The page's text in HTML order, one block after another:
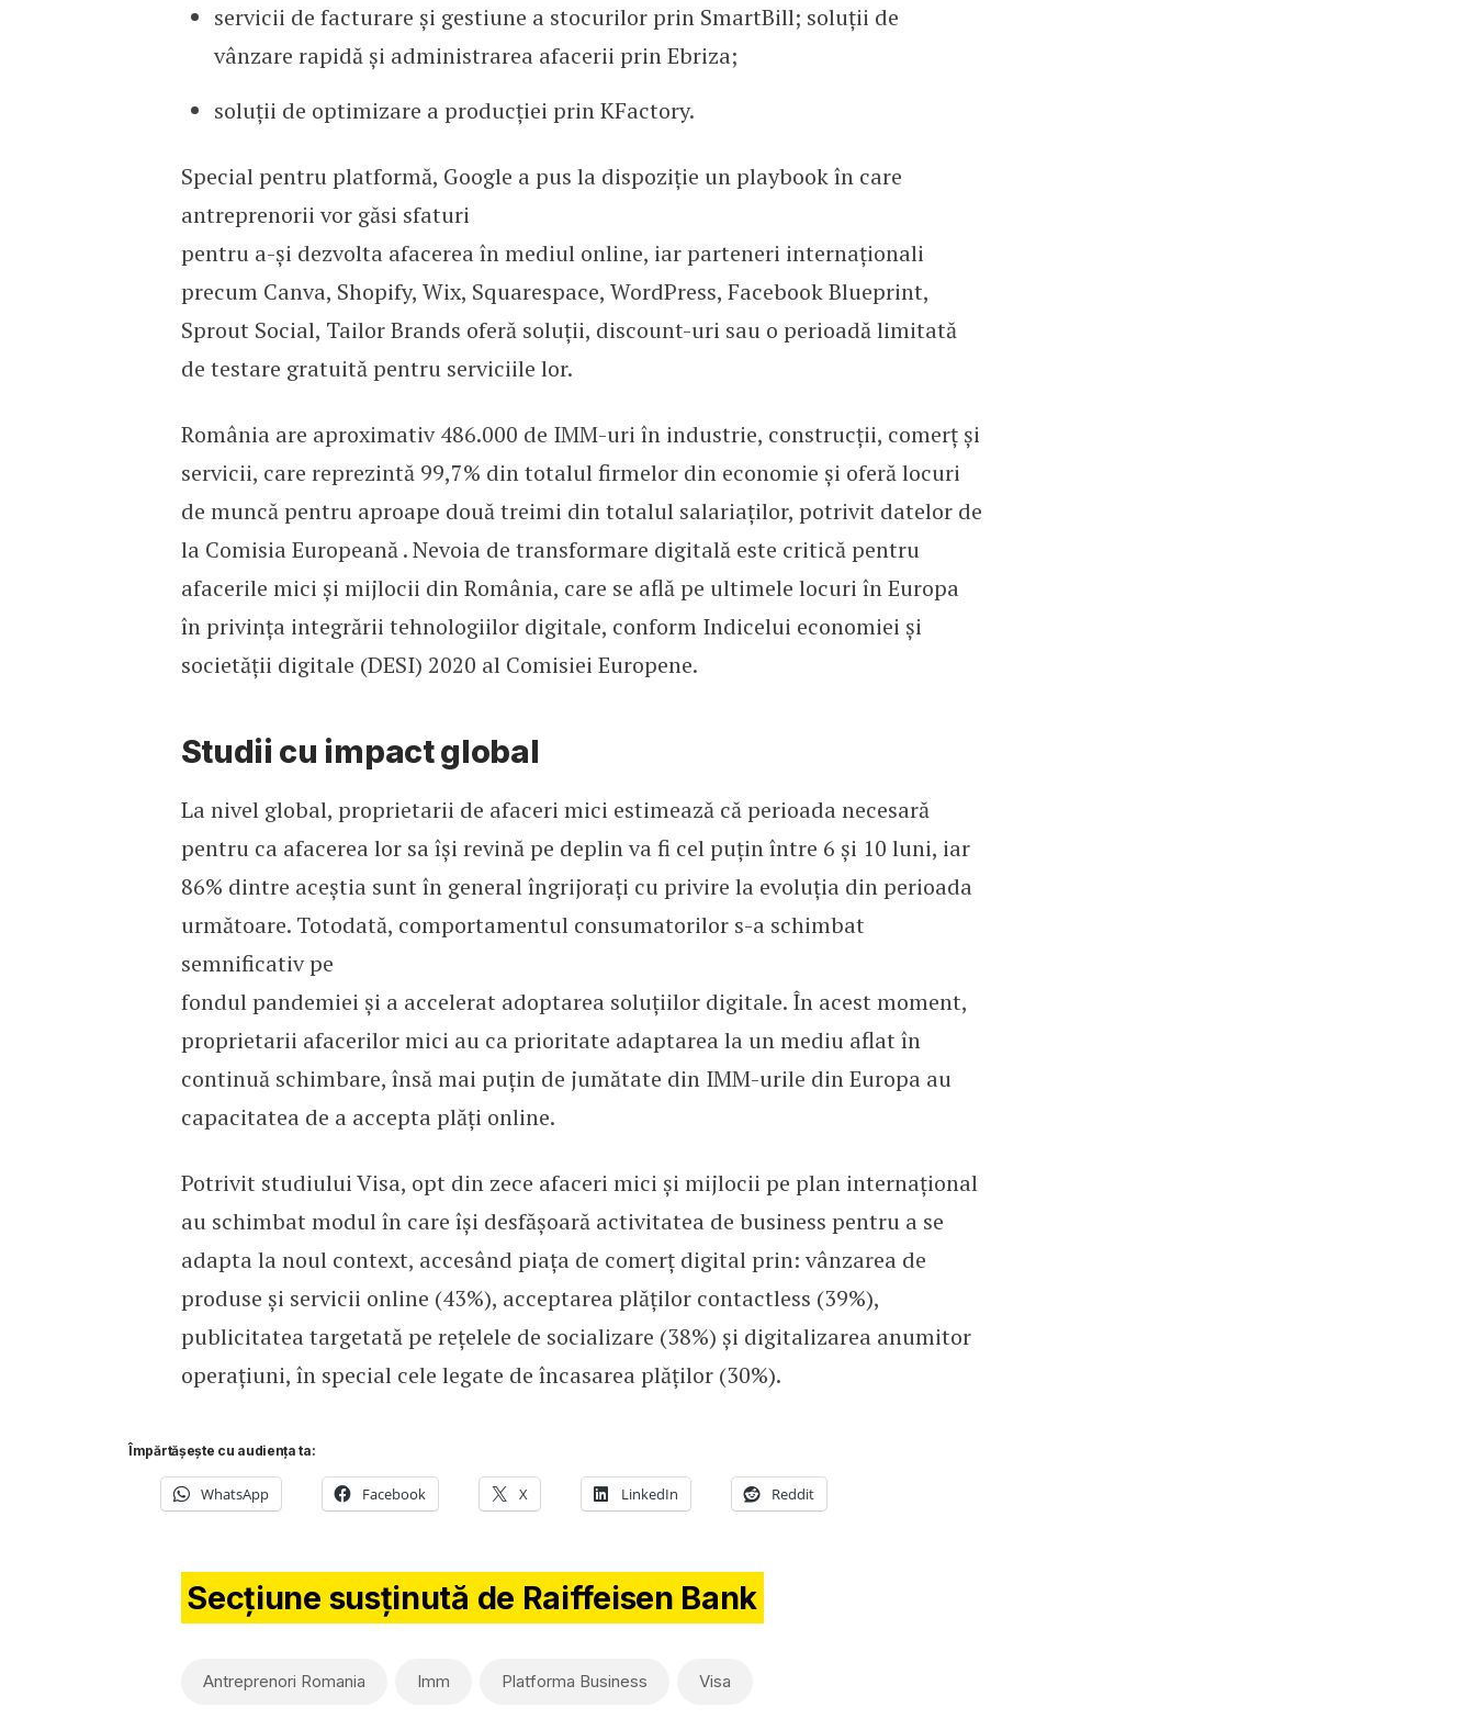
servicii de facturare și gestiune a stocurilor prin SmartBill; soluții de
vânzare rapidă și administrarea afacerii prin Ebriza;
soluții de optimizare a producției prin KFactory.
Special pentru platformă, Google a pus la dispoziție un playbook în care
antreprenorii vor găsi sfaturi
pentru a-și dezvolta afacerea în mediul online, iar parteneri internaționali
precum Canva, Shopify, Wix, Squarespace, WordPress, Facebook Blueprint,
Sprout Social, Tailor Brands oferă soluții, discount-uri sau o perioadă limitată
de testare gratuită pentru serviciile lor.
România are aproximativ 486.000 de IMM-uri în industrie, construcții, comerț și
servicii, care reprezintă 99,7% din totalul firmelor din economie și oferă locuri
de muncă pentru aproape două treimi din totalul salariaților, potrivit datelor de
la Comisia Europeană . Nevoia de transformare digitală este critică pentru
afacerile mici și mijlocii din România, care se află pe ultimele locuri în Europa
în privința integrării tehnologiilor digitale, conform Indicelui economiei și
societății digitale (DESI) 2020 al Comisiei Europene.
Studii cu impact global
La nivel global, proprietarii de afaceri mici estimează că perioada necesară
pentru ca afacerea lor sa își revină pe deplin va fi cel puțin între 6 și 10 luni, iar
86% dintre aceștia sunt în general îngrijorați cu privire la evoluția din perioada
următoare. Totodată, comportamentul consumatorilor s-a schimbat
semnificativ pe
fondul pandemiei și a accelerat adoptarea soluțiilor digitale. În acest moment,
proprietarii afacerilor mici au ca prioritate adaptarea la un mediu aflat în
continuă schimbare, însă mai puțin de jumătate din IMM-urile din Europa au
capacitatea de a accepta plăți online.
Potrivit studiului Visa, opt din zece afaceri mici și mijlocii pe plan internațional
au schimbat modul în care își desfășoară activitatea de business pentru a se
adapta la noul context, accesând piața de comerț digital prin: vânzarea de
produse și servicii online (43%), acceptarea plăților contactless (39%),
publicitatea targetată pe rețelele de socializare (38%) și digitalizarea anumitor
operațiuni, în special cele legate de încasarea plăților (30%).
Împărtășește cu audiența ta:
WhatsApp Facebook X LinkedIn Reddit
Secțiune susținută de Raiffeisen Bank
Antreprenori Romania Imm Platforma Business Visa